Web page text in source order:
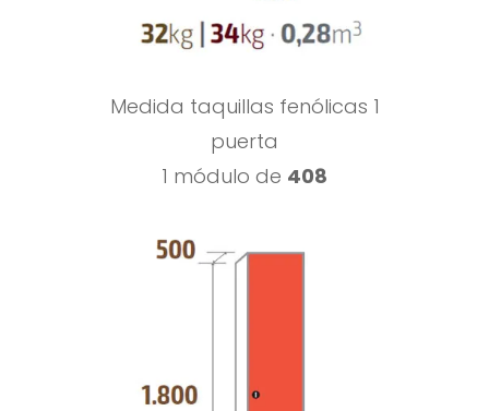
Medida taquillas fenólicas 1
puerta
1 módulo de 408